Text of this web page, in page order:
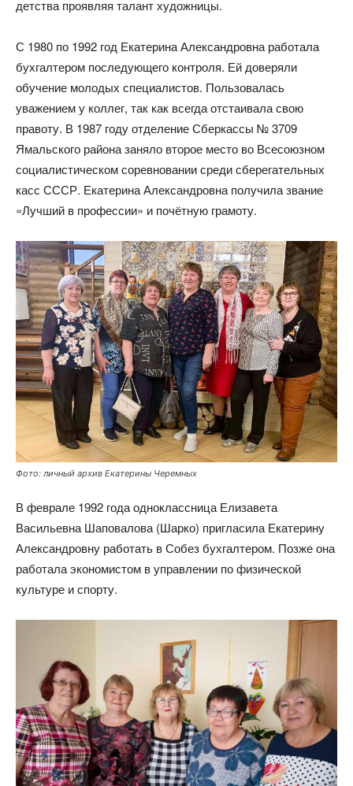
детства проявляя талант художницы.
С 1980 по 1992 год Екатерина Александровна работала
бухгалтером последующего контроля. Ей доверяли
обучение молодых специалистов. Пользовалась
уважением у коллег, так как всегда отстаивала свою
правоту. В 1987 году отделение Сберкассы № 3709
Ямальского района заняло второе место во Всесоюзном
социалистическом соревновании среди сберегательных
касс СССР. Екатерина Александровна получила звание
«Лучший в профессии» и почётную грамоту.
Фото: личный архив Екатерины Черемных
В феврале 1992 года одноклассница Елизавета
Васильевна Шаповалова (Шарко) пригласила Екатерину
Александровну работать в Собез бухгалтером. Позже она
работала экономистом в управлении по физической
культуре и спорту.